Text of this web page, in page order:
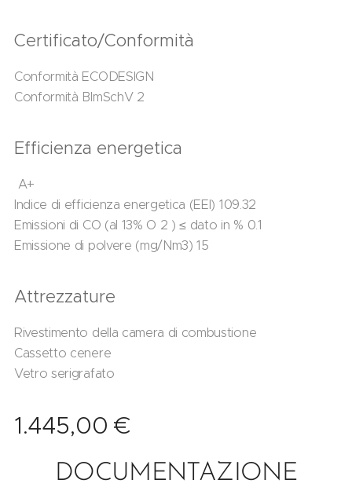
Certificato/Conformità
Conformità ECODESIGN
Conformità BImSchV 2
Efficienza energetica
A+
Indice di efficienza energetica (EEI) 109.32
Emissioni di CO (al 13% O 2 ) ≤ dato in % 0.1
Emissione di polvere (mg/Nm3) 15
Attrezzature
Rivestimento della camera di combustione
Cassetto cenere
Vetro serigrafato
1.445,00 €
DOCUMENTAZIONE